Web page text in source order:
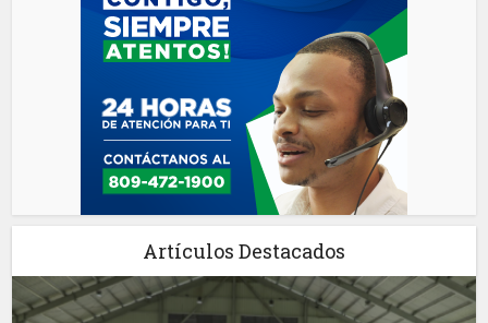
Artículos Destacados